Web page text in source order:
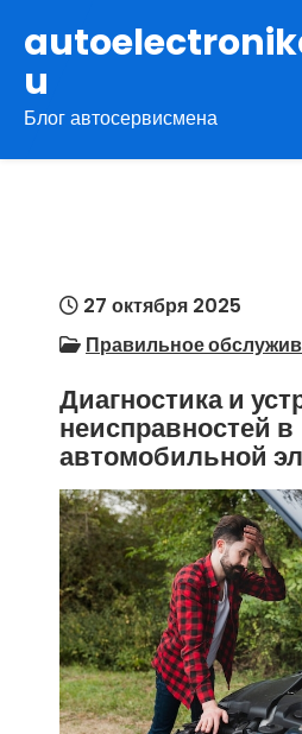
содержимому
u
Блог автосервисмена
27 октября 2025
Правильное
Диагностика и
неисправностей в
автомобильной